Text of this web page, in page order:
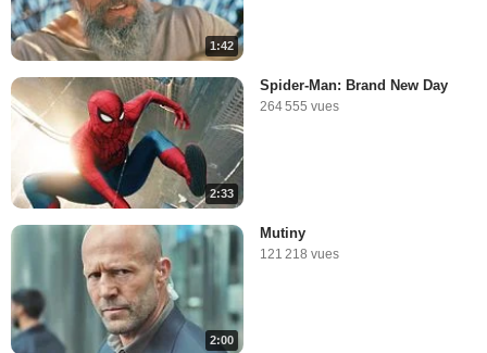
1:42
2:33
Spider-Man: Brand New Day
264 555 vues
2:00
Mutiny
121 218 vues